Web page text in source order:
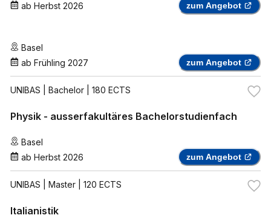
ab Herbst 2026 zum Angebot
Basel
ab Frühling 2027 zum Angebot
UNIBAS | Bachelor | 180 ECTS
Physik - ausserfakultäres Bachelorstudienfach
Basel
ab Herbst 2026 zum Angebot
UNIBAS | Master | 120 ECTS
Italianistik